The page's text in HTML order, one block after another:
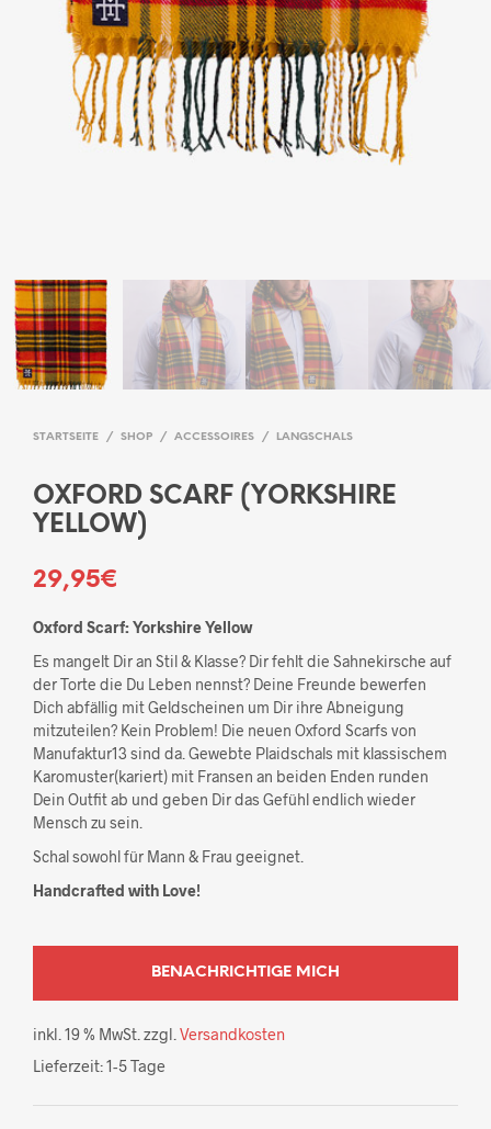
STARTSEITE / SHOP / ACCESSOIRES / LANGSCHALS
OXFORD SCARF (YORKSHIRE
YELLOW)
29,95€
Oxford Scarf: Yorkshire Yellow
Es mangelt Dir an Stil & Klasse? Dir fehlt die Sahnekirsche auf
der Torte die Du Leben nennst? Deine Freunde bewerfen
Dich abfällig mit Geldscheinen um Dir ihre Abneigung
mitzuteilen? Kein Problem! Die neuen Oxford Scarfs von
Manufaktur13 sind da. Gewebte Plaidschals mit klassischem
Karomuster(kariert) mit Fransen an beiden Enden runden
Dein Outfit ab und geben Dir das Gefühl endlich wieder
Mensch zu sein.
Schal sowohl für Mann & Frau geeignet.
Handcrafted with Love!
inkl. 19 % MwSt. zzgl. Versandkosten
Lieferzeit:1-5 Tage